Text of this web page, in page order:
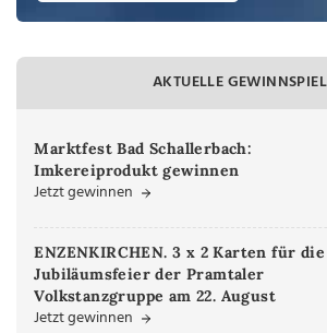
AKTUELLE
Marktfest Bad Schallerbach:
Imkereiprodukt gewinnen
Jetzt gewinnen
ENZENKIRCHEN. 3 x 2 Karten für die
Jubiläumsfeier der Pramtaler
Volkstanzgruppe am 22. August
Jetzt gewinnen